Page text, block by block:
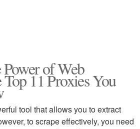
of Web
11 Proxies You
tool that allows you to extract
to scrape effectively, you need